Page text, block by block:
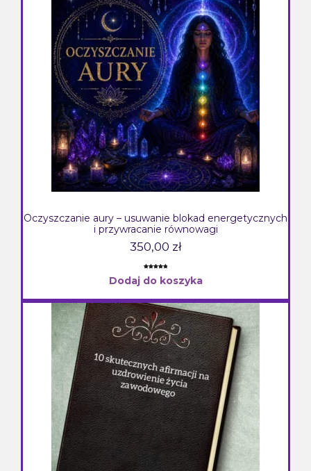
Oczyszczanie aury – usuwanie blokad energetycznych
i przywracanie równowagi
350,00 zł
5.00na 5
klientów
Dodaj do koszyka